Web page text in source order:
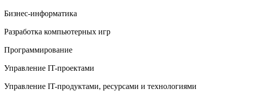
Бизнес-информатика
Разработка компьютерных игр
Программирование
Управление IT-проектами
Управление IT-продуктами, ресурсами и технологиями